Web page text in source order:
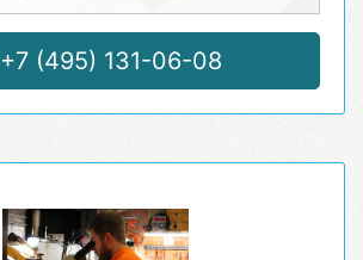
+7 (495) 131-06-08